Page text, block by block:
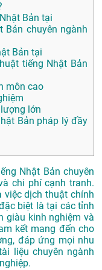
Bản tại
Bản chuyên ngành
Bản tại
tiếng Nhật Bản
môn cao
lớn
Bản pháp lý đầy
Nhật Bản chuyên
chi phí cạnh tranh.
việc dịch thuật chính
biệt là tại các tỉnh
giàu kinh nghiệm và
kết mang đến cho
đáp ứng mọi nhu
liệu chuyên ngành